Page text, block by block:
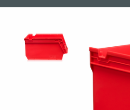
Överskåp
Högskåp